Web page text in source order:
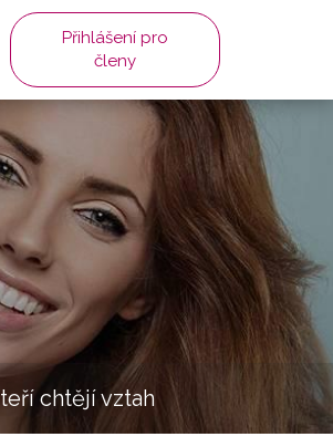
Přihlášení pro
členy
chtějí vztah